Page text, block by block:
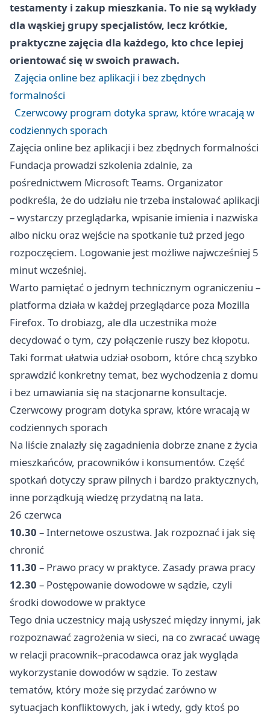
testamenty i zakup mieszkania. To nie są wykłady
dla wąskiej grupy specjalistów, lecz krótkie,
praktyczne zajęcia dla każdego, kto chce lepiej
orientować się w swoich prawach.
Zajęcia online bez aplikacji i bez zbędnych
formalności
Czerwcowy program dotyka spraw, które wracają w
codziennych sporach
Zajęcia online bez aplikacji i bez zbędnych formalności
Fundacja prowadzi szkolenia zdalnie, za
pośrednictwem Microsoft Teams. Organizator
podkreśla, że do udziału nie trzeba instalować aplikacji
– wystarczy przeglądarka, wpisanie imienia i nazwiska
albo nicku oraz wejście na spotkanie tuż przed jego
rozpoczęciem. Logowanie jest możliwe najwcześniej 5
minut wcześniej.
Warto pamiętać o jednym technicznym ograniczeniu –
platforma działa w każdej przeglądarce poza Mozilla
Firefox. To drobiazg, ale dla uczestnika może
decydować o tym, czy połączenie ruszy bez kłopotu.
Taki format ułatwia udział osobom, które chcą szybko
sprawdzić konkretny temat, bez wychodzenia z domu
i bez umawiania się na stacjonarne konsultacje.
Czerwcowy program dotyka spraw, które wracają w
codziennych sporach
Na liście znalazły się zagadnienia dobrze znane z życia
mieszkańców, pracowników i konsumentów. Część
spotkań dotyczy spraw pilnych i bardzo praktycznych,
inne porządkują wiedzę przydatną na lata.
26 czerwca
10.30 – Internetowe oszustwa. Jak rozpoznać i jak się
chronić
11.30 – Prawo pracy w praktyce. Zasady prawa pracy
12.30 – Postępowanie dowodowe w sądzie, czyli
środki dowodowe w praktyce
Tego dnia uczestnicy mają usłyszeć między innymi, jak
rozpoznawać zagrożenia w sieci, na co zwracać uwagę
w relacji pracownik–pracodawca oraz jak wygląda
wykorzystanie dowodów w sądzie. To zestaw
tematów, który może się przydać zarówno w
sytuacjach konfliktowych, jak i wtedy, gdy ktoś po